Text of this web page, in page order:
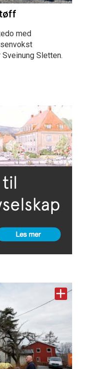
med
Sletten.